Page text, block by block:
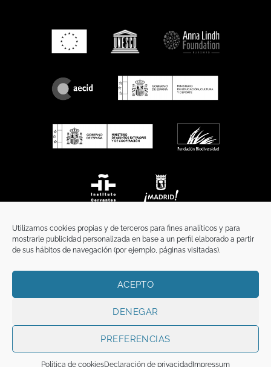
Utilizamos cookies propias y de terceros para fines analíticos y para
mostrarle publicidad personalizada en base a un perfil elaborado a partir
de sus hábitos de navegación (por ejemplo, páginas visitadas).
ACEPTO
DENEGAR
PREFERENCIAS
Política de cookiesDeclaración de privacidad Impressum
TÉRMINOS Y CONDICIONES
Copyright 2026 ©FunciFUNCI es titular de los derechos de propiedad
intelectual e industrial de este sitio web, y es también titular o tiene la